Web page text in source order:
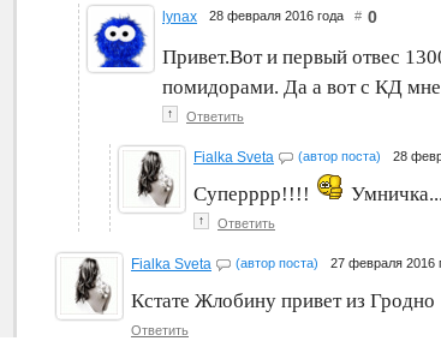
lynax 28 февраля 2016 года # 0
Привет.Вот и первый отвес
помидорами. Да а вот с КД мне
↑ Ответить
Fialka Sveta (автор поста) 28
Суперррр!!!!
↑ Ответить
Fialka Sveta (автор поста) 27 февраля 2016
Кстате Жлобину привет из Гродно
Ответить